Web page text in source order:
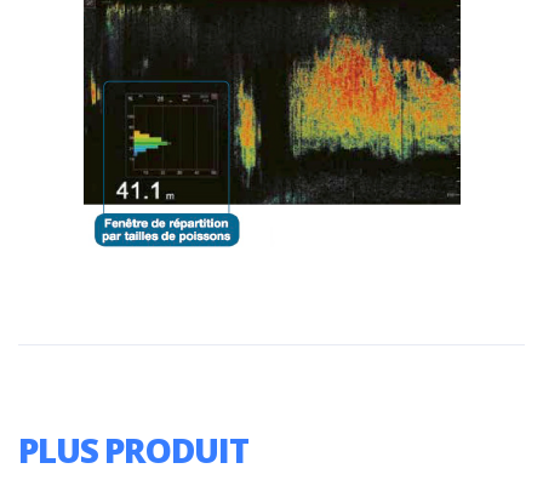
PLUS PRODUIT